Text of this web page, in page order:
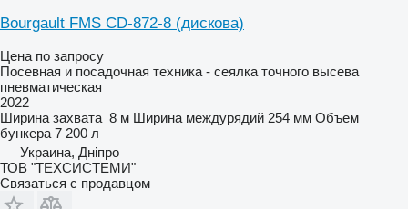
Bourgault FMS CD-872-8 (дискова)
Цена по запросу
Посевная и посадочная техника - сеялка точного высева
пневматическая
2022
Ширина захвата 8 м Ширина междурядий 254 мм Объем
бункера 7 200 л
Украина, Дніпро
ТОВ "ТЕХСИСТЕМИ"
Связаться с продавцом